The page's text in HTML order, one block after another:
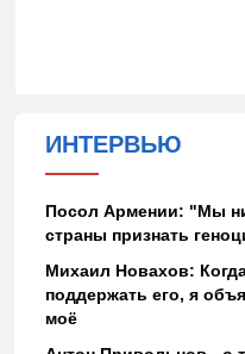
ИНТЕРВЬЮ
Посол Армении: "Мы
страны признать
Михаил Новахов:
поддержать его, я
моё